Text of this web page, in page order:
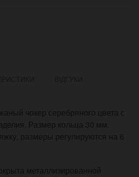
чокер серебряного цвета с
Размер кольца 30 мм.
размеры регулируются на 6
металлизированной